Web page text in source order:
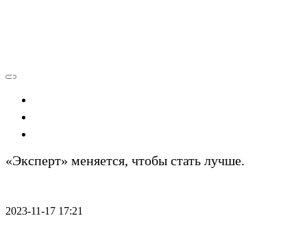
«Эксперт» меняется, чтобы стать лучше.
2023-11-17 17:21